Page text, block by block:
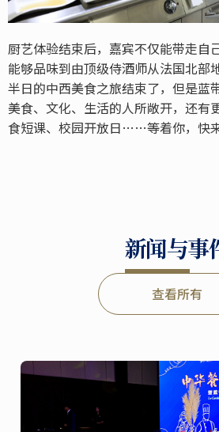
厨艺体验结束后，嘉宾不仅能带走自
能够品味到由顶级侍酒师从法国北部
半日的中西美食之旅结束了，但是蓝
美食、文化、生活的人所敞开，还有
食短课、校园开放日……等着你，快来
新闻与事
查看所有